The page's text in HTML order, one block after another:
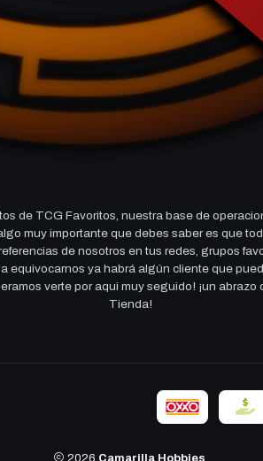
de TCG Favoritos, nuestra base de
muy importante que debes saber es que
de nosotros en tus redes, grupos
equivocarnos ya habrá algún cliente que
verte por aqui muy seguido! ¡un
Tienda!
2026 Camarilla Hobbies